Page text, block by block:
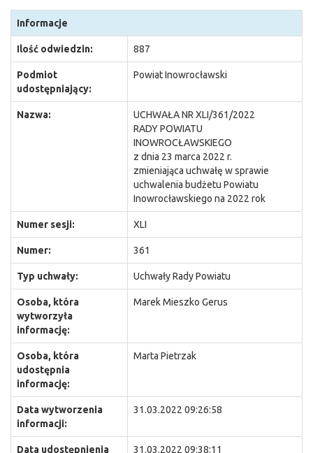
Informacje
Ilość odwiedzin: 887
Podmiot
udostępniający:
Powiat Inowrocławski
Nazwa:
UCHWAŁA NR XLI/361/2022
RADY POWIATU
INOWROCŁAWSKIEGO
z dnia 23 marca 2022 r.
zmieniająca uchwałę w sprawie
uchwalenia budżetu Powiatu
Inowrocławskiego na 2022 rok
Numer sesji: XLI
Numer: 361
Typ uchwały: Uchwały Rady Powiatu
Osoba, która
wytworzyła
informację:
Marek Mieszko Gerus
Osoba, która
udostępnia
informację:
Marta Pietrzak
Data wytworzenia
informacji:
31.03.2022 09:26:58
Data udostępnienia 31.03.2022 09:38:11